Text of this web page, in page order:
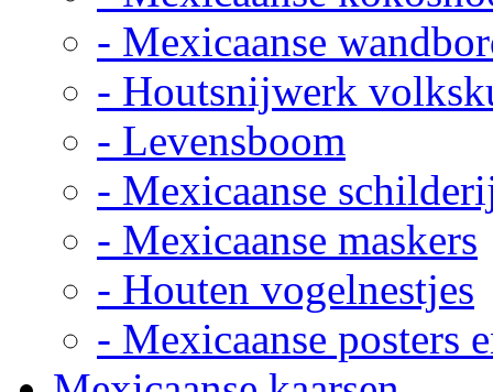
- Mexicaanse
- Houtsnijwerk
- Levensboom
- Mexicaanse
- Mexicaanse maskers
- Houten vogelnestjes
- Mexicaanse posters